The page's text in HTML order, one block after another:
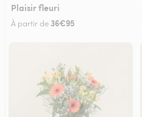
Plaisir fleuri
À partir de 36€95